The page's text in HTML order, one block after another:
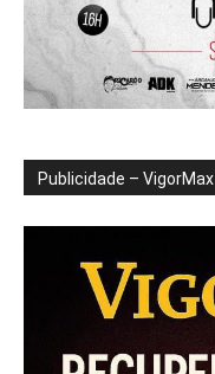
Publicidade – VigorMax